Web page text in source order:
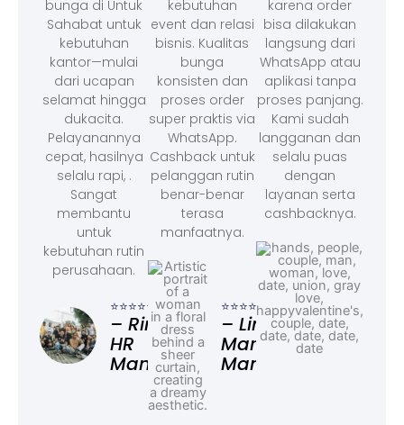
bunga di Untuk
Sahabat untuk
kebutuhan
kantor—mulai
dari ucapan
selamat hingga
dukacita.
Pelayanannya
cepat, hasilnya
selalu rapi, .
Sangat
membantu
untuk
kebutuhan rutin
perusahaan.
⭐⭐⭐⭐⭐
– Rina,
HR
Manager
kebutuhan
event dan relasi
bisnis. Kualitas
bunga
konsisten dan
proses order
super praktis via
WhatsApp.
Cashback untuk
pelanggan rutin
benar-benar
terasa
manfaatnya.
⭐⭐⭐⭐⭐
– Linda,
Marketing
Manager
karena order
bisa dilakukan
langsung dari
WhatsApp atau
aplikasi tanpa
proses panjang.
Kami sudah
langganan dan
selalu puas
dengan
layanan serta
cashbacknya.